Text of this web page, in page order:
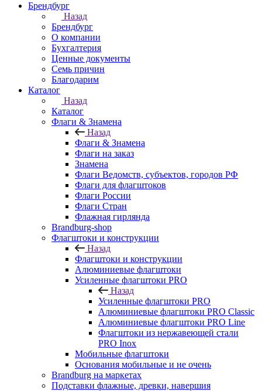
Брендбург
Назад
Брендбург
О компании
Бухгалтерия
Ценные документы
Семь причин
Благодарим
Каталог
Назад
Каталог
Флаги & Знамена
Назад
Флаги & Знамена
Флаги на заказ
Знамена
Флаги Ведомств, субъектов, городов РФ
Флаги для флагштоков
Флаги России
Флаги Стран
Флажная гирлянда
Brandburg-shop
Флагштоки и конструкции
Назад
Флагштоки и конструкции
Алюминиевые флагштоки
Усиленные флагштоки PRO
Назад
Усиленные флагштоки PRO
Алюминиевые флагштоки PRO Classic
Алюминиевые флагштоки PRO Line
Флагштоки из нержавеющей стали
PRO Inox
Мобильные флагштоки
Основания мобильные и не очень
Brandburg на маркетах
Подставки флажные, древки, навершия